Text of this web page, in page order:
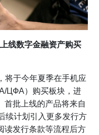
线数字金融资产购买
将于今年夏季在手机应
ЦФА）购买板块，进
首批上线的产品将来自
续计划引入更多发行方
读发行条款等流程后方